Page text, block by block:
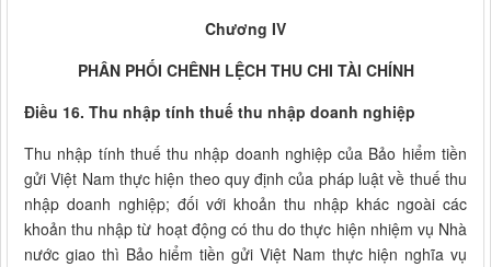
Chương IV
PHÂN PHỐI CHÊNH LỆCH THU CHI TÀI CHÍNH
Điều 16. Thu nhập tính thuế thu nhập doanh nghiệp
Thu nhập tính thuế thu nhập doanh nghiệp của Bảo hiểm tiền
gửi Việt Nam thực hiện theo quy định của pháp luật về thuế thu
nhập doanh nghiệp; đối với khoản thu nhập khác ngoài các
khoản thu nhập từ hoạt động có thu do thực hiện nhiệm vụ Nhà
nước giao thì Bảo hiểm tiền gửi Việt Nam thực hiện nghĩa vụ